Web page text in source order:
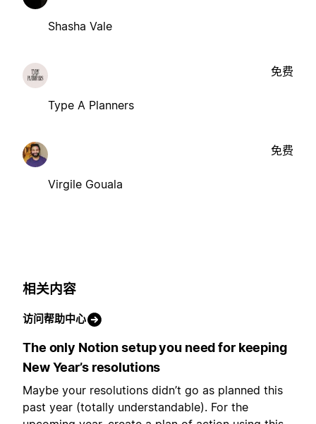
Shasha Vale
Type A Planners
免费
Virgile Gouala
免费
相关内容
访问帮助中心
The only Notion setup you need for keeping
New Year’s resolutions
Maybe your resolutions didn’t go as planned this
past year (totally understandable). For the